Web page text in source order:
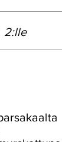
2:lle